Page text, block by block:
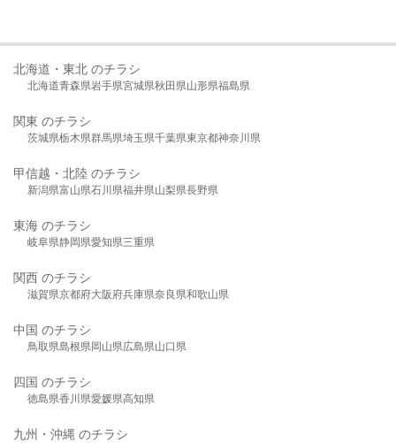
北海道・東北 のチラシ
北海道青森県岩手県宮城県秋田県山形県福島県
関東 のチラシ
茨城県栃木県群馬県埼玉県千葉県東京都神奈川県
甲信越・北陸 のチラシ
新潟県富山県石川県福井県山梨県長野県
東海 のチラシ
岐阜県静岡県愛知県三重県
関西 のチラシ
滋賀県京都府大阪府兵庫県奈良県和歌山県
中国 のチラシ
鳥取県島根県岡山県広島県山口県
四国 のチラシ
徳島県香川県愛媛県高知県
九州・沖縄 のチラシ